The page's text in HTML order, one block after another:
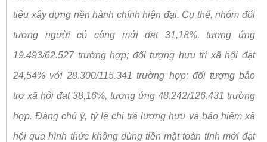
tiêu xây dựng nền hành chính hiện đại. Cụ thể, nhóm đối
tượng người có công mới đạt 31,18%, tương ứng
19.493/62.527 trường hợp; đối tượng hưu trí xã hội đạt
24,54% với 28.300/115.341 trường hợp; đối tượng bảo
trợ xã hội đạt 38,16%, tương ứng 48.242/126.431 trường
hợp. Đáng chú ý, tỷ lệ chi trả lương hưu và bảo hiểm xã
hội qua hình thức không dùng tiền mặt toàn tỉnh mới đạt